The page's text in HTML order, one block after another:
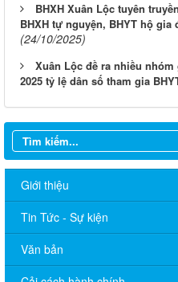
BHXH Xuân Lộc tuyên
BHXH tự nguyện, BHYT hộ
(24/10/2025)
Xuân Lộc đề ra nhiều
2025 tỷ lệ dân số tham gia
Giới thiệu
Tin Tức - Sự kiện
Văn bản